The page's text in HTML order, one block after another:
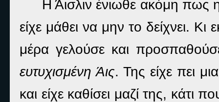
Η Άισλιν ένιωθε ακόμη πως
είχε μάθει να μην το δείχνει.
μέρα γελούσε και
ευτυχισμένη Άις. Της είχε πει
και είχε καθίσει μαζί της, κάτι